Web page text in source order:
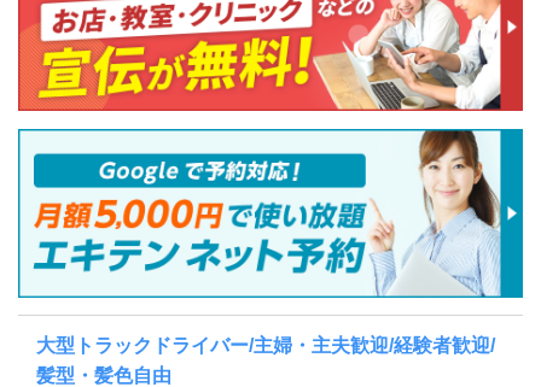
大型トラックドライバー/主婦・主夫歓迎/経験者歓迎/
髪型・髪色自由